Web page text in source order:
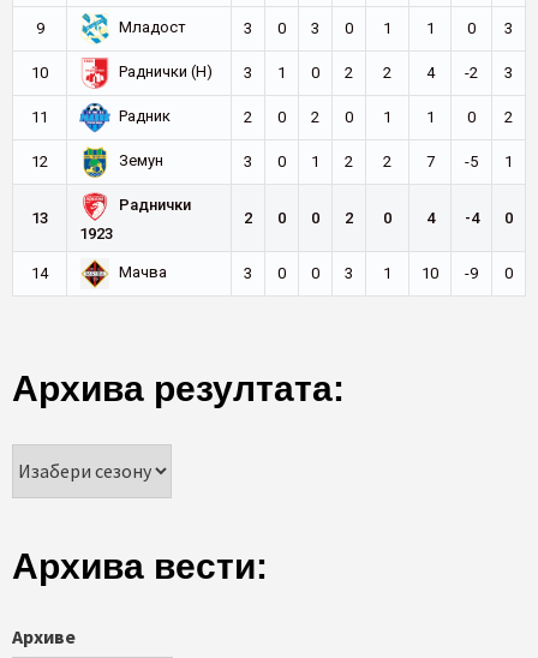
9 Младост 3 0 3 0 1 1 0 3
10 Раднички (Н) 3 1 0 2 2 4 -2 3
11 Радник 2 0 2 0 1 1 0 2
12 Земун 3 0 1 2 2 7 -5 1
13
Раднички
1923
2 0 0 2 0 4 -4 0
14 Мачва 3 0 0 3 1 10 -9 0
Архива резултата:
Архива вести:
Архиве